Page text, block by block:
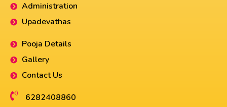
Administration
Upadevathas
Pooja Details
Gallery
Contact Us
6282408860​